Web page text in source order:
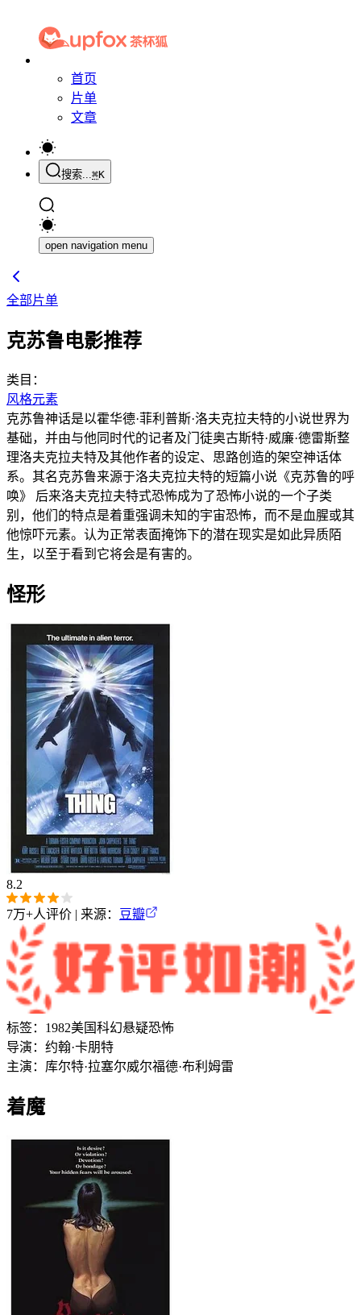
首页
片单
文章
搜索...⌘K
open navigation menu
全部片单
克苏鲁电影推荐
类目：
风格元素
克苏鲁神话是以霍华德·菲利普斯·洛夫克拉夫特的小说世界为
基础，并由与他同时代的记者及门徒奥古斯特·威廉·德雷斯整
理洛夫克拉夫特及其他作者的设定、思路创造的架空神话体
系。其名克苏鲁来源于洛夫克拉夫特的短篇小说《克苏鲁的呼
唤》 后来洛夫克拉夫特式恐怖成为了恐怖小说的一个子类
别，他们的特点是着重强调未知的宇宙恐怖，而不是血腥或其
他惊吓元素。认为正常表面掩饰下的潜在现实是如此异质陌
生，以至于看到它将会是有害的。
怪形
8.2
7万+人评价 | 来源： 豆瓣
标签： 1982美国科幻悬疑恐怖
导演： 约翰·卡朋特
主演： 库尔特·拉塞尔威尔福德·布利姆雷
着魔